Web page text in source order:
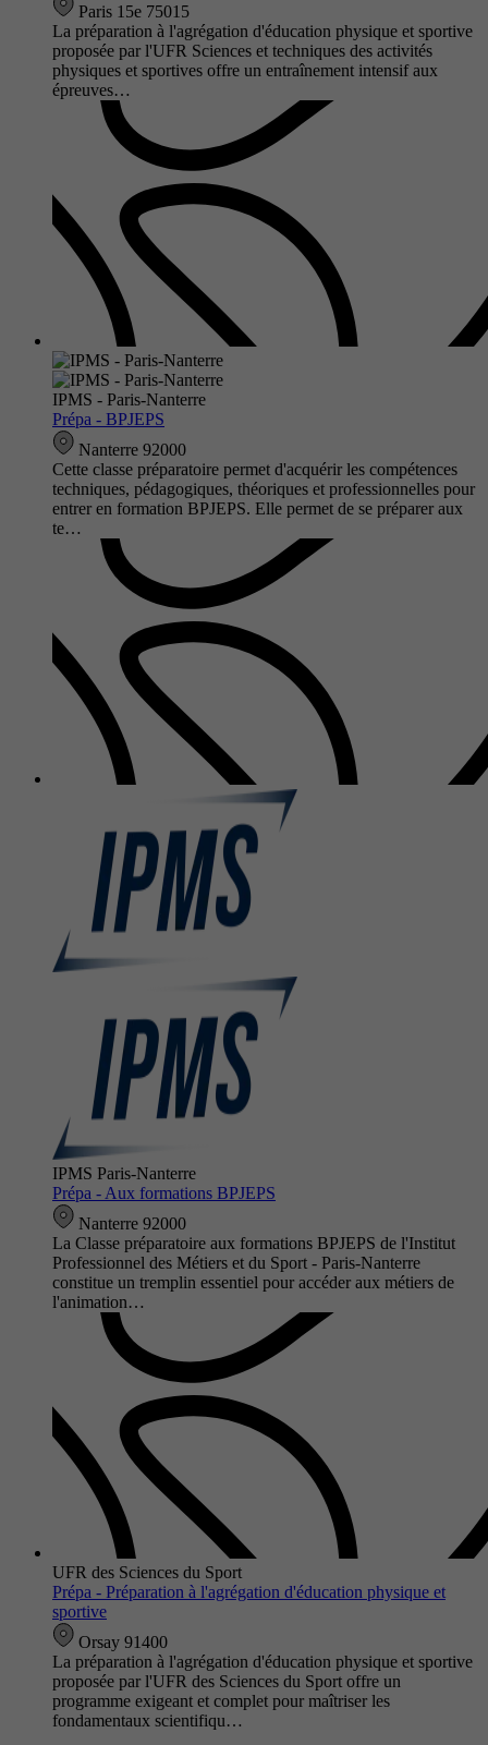
Paris 15e 75015
La préparation à l'agrégation d'éducation physique et sportive
proposée par l'UFR Sciences et techniques des activités
physiques et sportives offre un entraînement intensif aux
épreuves…
IPMS - Paris-Nanterre
Prépa - BPJEPS
Nanterre 92000
Cette classe préparatoire permet d'acquérir les compétences
techniques, pédagogiques, théoriques et professionnelles pour
entrer en formation BPJEPS. Elle permet de se préparer aux
te…
IPMS Paris-Nanterre
Prépa - Aux formations BPJEPS
Nanterre 92000
La Classe préparatoire aux formations BPJEPS de l'Institut
Professionnel des Métiers et du Sport - Paris-Nanterre
constitue un tremplin essentiel pour accéder aux métiers de
l'animation…
UFR des Sciences du Sport
Prépa - Préparation à l'agrégation d'éducation physique et
sportive
Orsay 91400
La préparation à l'agrégation d'éducation physique et sportive
proposée par l'UFR des Sciences du Sport offre un
programme exigeant et complet pour maîtriser les
fondamentaux scientifiqu…